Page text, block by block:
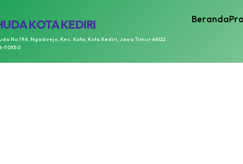
KOTA KEDIRI
No.196, Ngadirejo, Kec. Kota, Kota Kediri, Jawa Timur 64122
70550
Beranda